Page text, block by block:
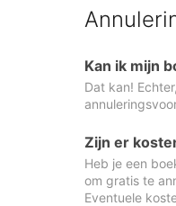
Kan ik mijn
Dat kan!
Zijn er
Heb je een
om gratis te
Eventuele